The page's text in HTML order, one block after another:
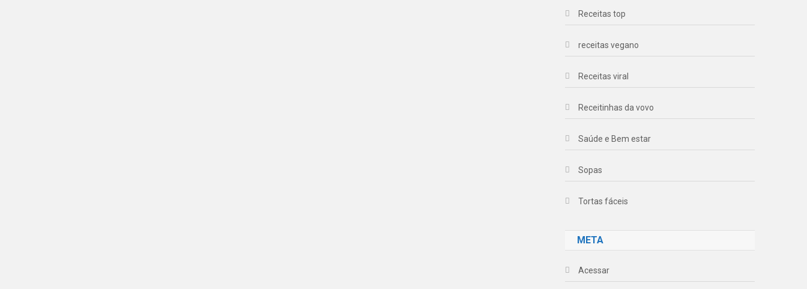
Receitas top
receitas vegano
Receitas viral
Receitinhas da vovo
Saúde e Bem estar
Sopas
Tortas fáceis
META
Acessar